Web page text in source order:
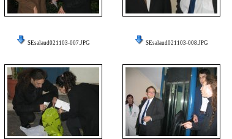
SEsalaud021103-007.JPG SEsalaud021103-008.JPG